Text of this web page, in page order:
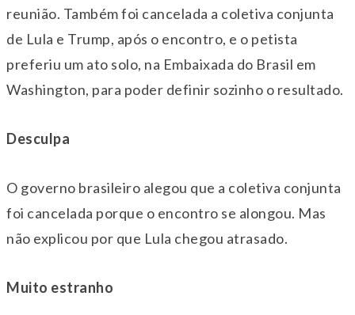
reunião. Também foi cancelada a coletiva conjunta
de Lula e Trump, após o encontro, e o petista
preferiu um ato solo, na Embaixada do Brasil em
Washington, para poder definir sozinho o resultado.
Desculpa
O governo brasileiro alegou que a coletiva conjunta
foi cancelada porque o encontro se alongou. Mas
não explicou por que Lula chegou atrasado.
Muito estranho